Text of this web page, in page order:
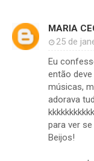
MARIA
25 de
Eu
então
músicas,
adorava
para ver
Beijos!